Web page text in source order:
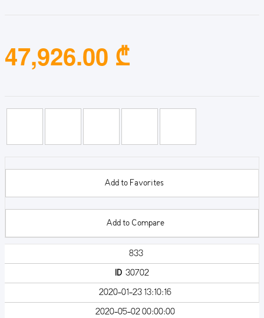
47,926.00 ₾
Add to Favorites
Add to Compare
833
ID30702
2020-01-23 13:10:16
2020-05-02 00:00:00